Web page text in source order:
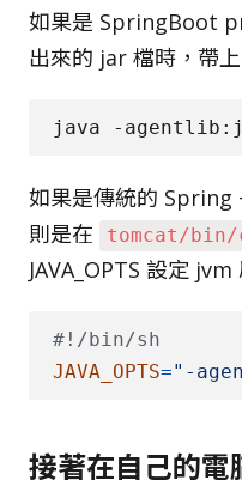
如果是 SpringBoot
出來的 jar 檔時，帶
java -
如果是傳統的
則是在
tomcat/
JAVA_OPTS 設定
JAVA_OPTS="-
接著在自己的